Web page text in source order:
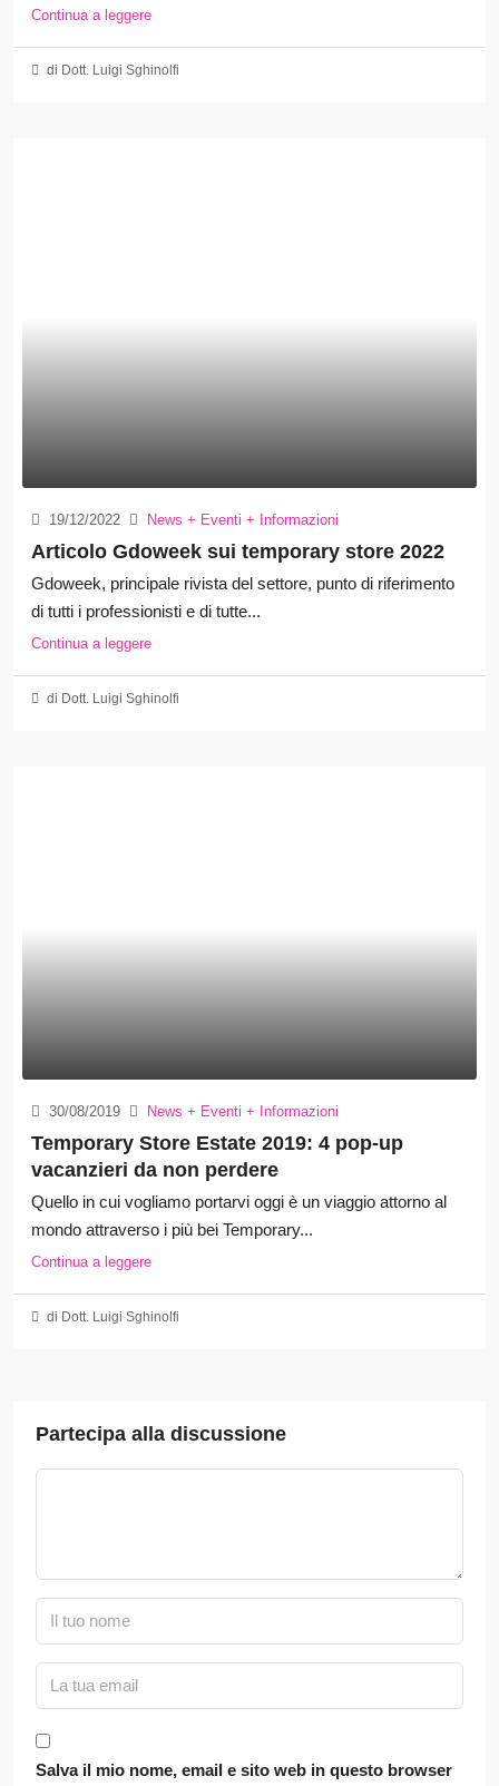
Continua a leggere
di Dott. Luigi Sghinolfi
19/12/2022 News + Eventi + Informazioni
Articolo Gdoweek sui temporary store 2022
Gdoweek, principale rivista del settore, punto di riferimento
di tutti i professionisti e di tutte...
Continua a leggere
di Dott. Luigi Sghinolfi
30/08/2019 News + Eventi + Informazioni
Temporary Store Estate 2019: 4 pop-up
vacanzieri da non perdere
Quello in cui vogliamo portarvi oggi è un viaggio attorno al
mondo attraverso i più bei Temporary...
Continua a leggere
di Dott. Luigi Sghinolfi
Partecipa alla discussione
Salva il mio nome, email e sito web in questo browser